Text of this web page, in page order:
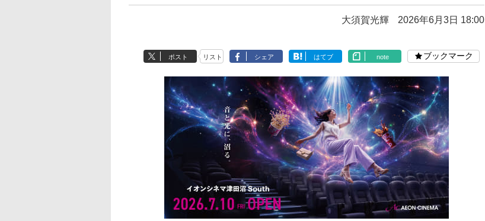
大須賀光輝 2026年6月3日 18:00
ポスト リスト シェア はてブ note ブックマーク